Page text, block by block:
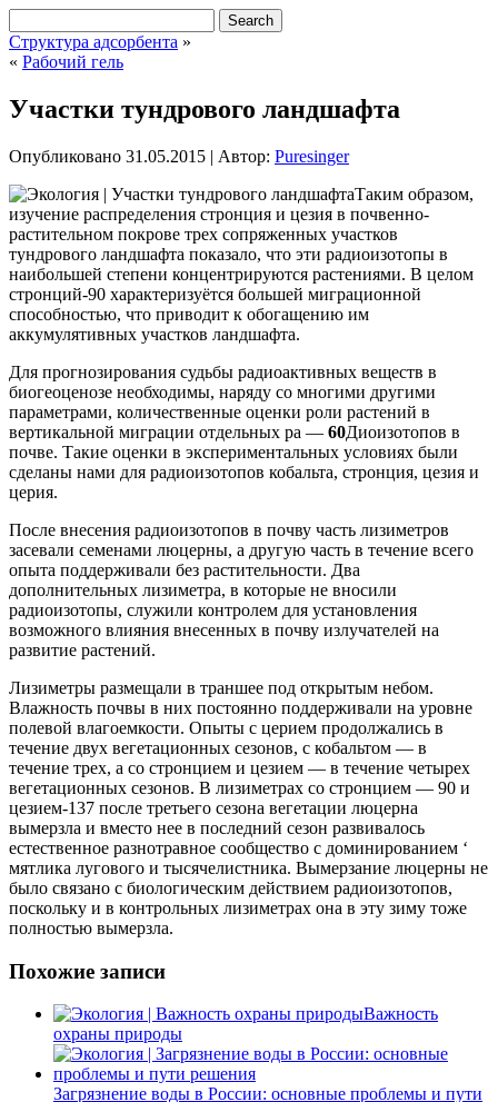
Структура адсорбента »
« Рабочий гель
Участки тундрового ландшафта
Опубликовано 31.05.2015 | Автор: Puresinger
Таким образом,
изучение распределения стронция и цезия в почвенно-
растительном покрове трех сопряженных участков
тундрового ландшафта показало, что эти радиоизотопы в
наибольшей степени концентрируются растениями. В целом
стронций-90 характеризуётся большей миграционной
способностью, что приводит к обогащению им
аккумулятивных участков ландшафта.
Для прогнозирования судьбы радиоактивных веществ в
биогеоценозе необходимы, наряду со многими другими
параметрами, количественные оценки роли растений в
вертикальной миграции отдельных ра — 60Диоизотопов в
почве. Такие оценки в экспериментальных условиях были
сделаны нами для радиоизотопов кобальта, стронция, цезия и
церия.
После внесения радиоизотопов в почву часть лизиметров
засевали семенами люцерны, а другую часть в течение всего
опыта поддерживали без растительности. Два
дополнительных лизиметра, в которые не вносили
радиоизотопы, служили контролем для установления
возможного влияния внесенных в почву излучателей на
развитие растений.
Лизиметры размещали в траншее под открытым небом.
Влажность почвы в них постоянно поддерживали на уровне
полевой влагоемкости. Опыты с церием продолжались в
течение двух вегетационных сезонов, с кобальтом — в
течение трех, а со стронцием и цезием — в течение четырех
вегетационных сезонов. В лизиметрах со стронцием — 90 и
цезием-137 после третьего сезона вегетации люцерна
вымерзла и вместо нее в последний сезон развивалось
естественное разнотравное сообщество с доминированием ‘
мятлика лугового и тысячелистника. Вымерзание люцерны не
было связано с биологическим действием радиоизотопов,
поскольку и в контрольных лизиметрах она в эту зиму тоже
полностью вымерзла.
Похожие записи
Важность
охраны природы
Загрязнение воды в России: основные проблемы и пути